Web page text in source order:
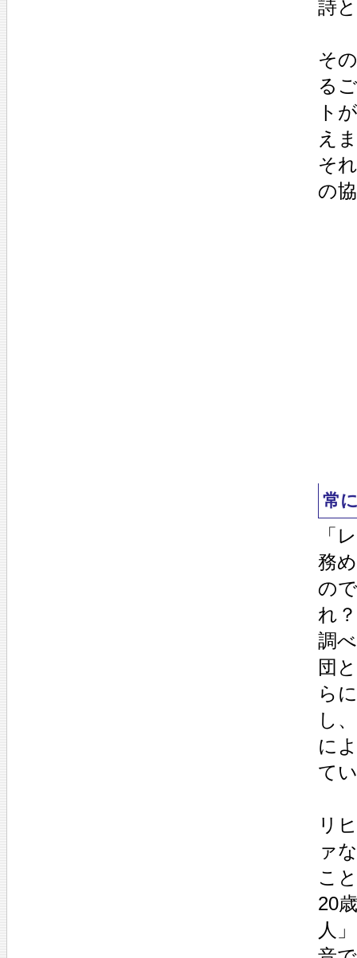
詩
そ
る
ト
え
そ
の
常
「
務
の
れ
調
団
ら
し
に
て
リ
ァ
こ
20
人